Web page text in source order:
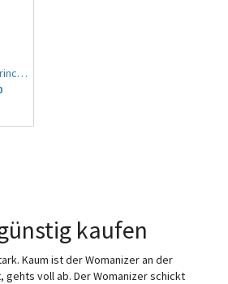
Orgasmusfreund (Oral Princess)
kaufen
Kaum ist der Womanizer an der
voll ab. Der Womanizer schickt